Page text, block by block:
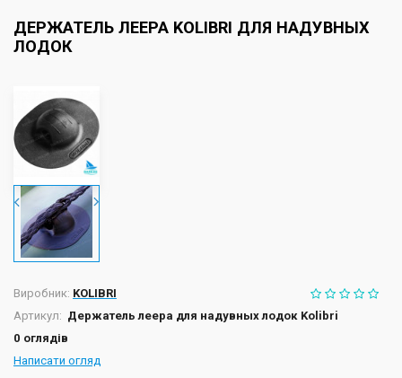
ДЕРЖАТЕЛЬ ЛЕЕРА KOLIBRI ДЛЯ НАДУВНЫХ
ЛОДОК
Виробник: KOLIBRI
Артикул: Держатель леера для надувных лодок Kolibri
0 оглядів
Написати огляд